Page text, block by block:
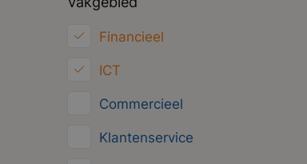
Financieel
ICT
Commercieel
Klantenservice